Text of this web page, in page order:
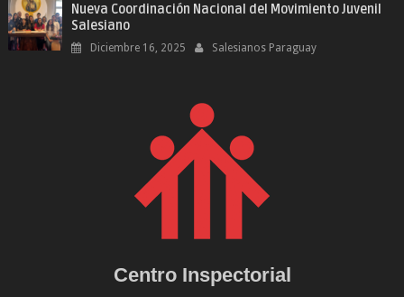
Nueva Coordinación Nacional del Movimiento Juvenil
Salesiano
Diciembre 16, 2025 Salesianos Paraguay
Centro Inspectorial